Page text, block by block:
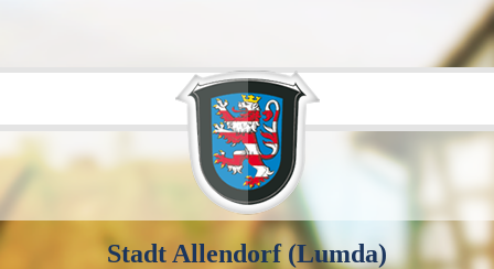
Stadt Allendorf (Lumda)